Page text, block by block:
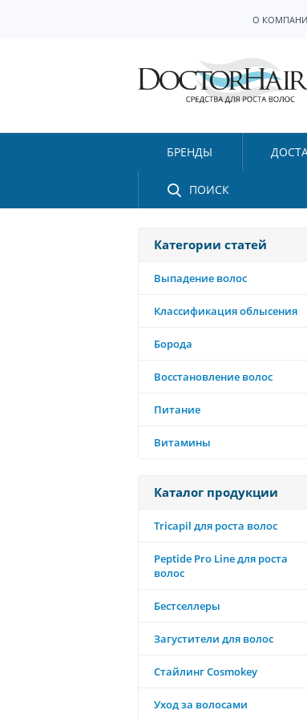
О
БРЕНДЫ
ПОИСК
Категории статей
Выпадение волос
Классификация облысения
Борода
Восстановление волос
Питание
Витамины
Каталог продукции
Tricapil для роста волос
Peptide Pro Line для роста
волос
Бестселлеры
Загустители для волос
Стайлинг Cosmokey
Уход за волосами